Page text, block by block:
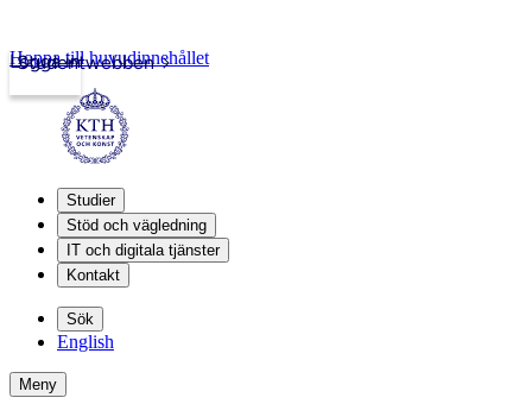
Studentwebben
Logga in
Hoppa till huvudinnehållet
Studier
Stöd och vägledning
IT och digitala tjänster
Kontakt
Sök
English
Meny